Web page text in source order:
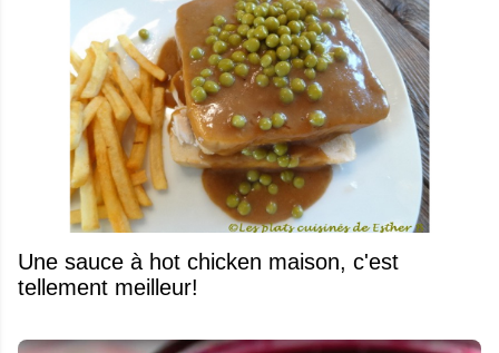
Une sauce à hot chicken maison, c'est
tellement meilleur!